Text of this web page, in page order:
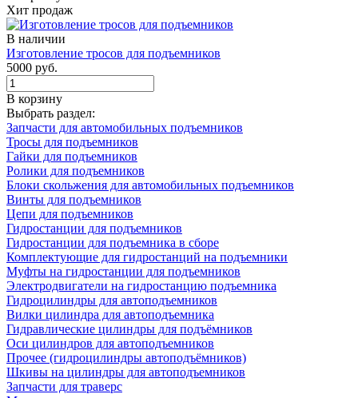
Хит продаж
В наличии
Изготовление тросов для подъемников
5000 руб.
В корзину
Выбрать раздел:
Запчасти для автомобильных подъемников
Тросы для подъемников
Гайки для подъемников
Ролики для подъемников
Блоки скольжения для автомобильных подъемников
Винты для подъемников
Цепи для подъемников
Гидростанции для подъемников
Гидростанции для подъемника в сборе
Комплектующие для гидростанций на подъемники
Муфты на гидростанции для подъемников
Электродвигатели на гидростанцию подъемника
Гидроцилиндры для автоподъемников
Вилки цилиндра для автоподъемника
Гидравлические цилиндры для подъёмников
Оси цилиндров для автоподъемников
Прочее (гидроцилиндры автоподъёмников)
Шкивы на цилиндры для автоподъемников
Запчасти для траверс